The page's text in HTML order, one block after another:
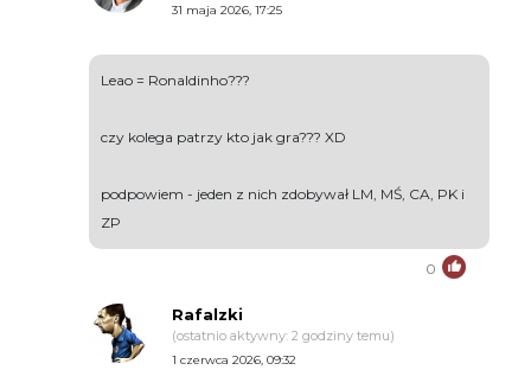
31 maja 2026, 17:25
Leao = Ronaldinho???
czy kolega patrzy kto jak gra??? XD
podpowiem - jeden z nich zdobywał LM, MŚ, CA, PK i
ZP
0
Rafalzki
(ostatnio aktywny: 2 godziny temu)
1 czerwca 2026, 09:32